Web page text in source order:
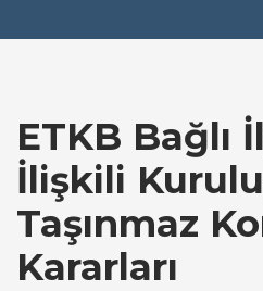
ETKB Bağlı
İlişkili
Taşınmaz
Kararları